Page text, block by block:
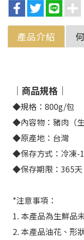
產品介紹
｜商品規格｜
◆規格：800g/包
◆內容物：豬肉（生
◆原產地：台灣
◆保存方式：冷凍-
◆保存期限：365天
*注意事項：
1. 本產品為生鮮品
2. 本產品油花、形